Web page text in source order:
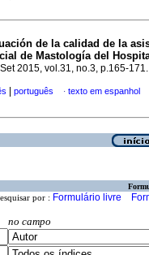
de la calidad de la
de Mastología del
2015, vol.31, no.3, p.165-
português · texto em espanhol
por : Formulário livre
no campo